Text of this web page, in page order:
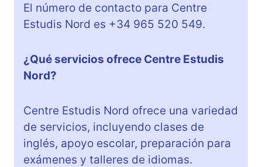
El número de contacto para Centre
Estudis Nord es +34 965 520 549.
¿Qué servicios ofrece Centre Estudis
Nord?
Centre Estudis Nord ofrece una variedad
de servicios, incluyendo clases de
inglés, apoyo escolar, preparación para
exámenes y talleres de idiomas.